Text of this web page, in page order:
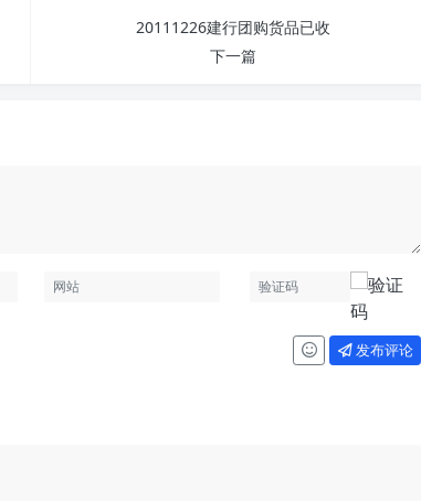
20111226建行团购货品已收
下一篇
发布评论